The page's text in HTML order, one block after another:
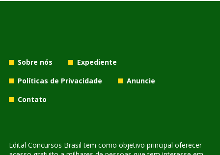
Sobre nós
Expediente
Políticas de Privacidade
Anuncie
Contato
Edital Concursos Brasil tem como objetivo principal oferecer